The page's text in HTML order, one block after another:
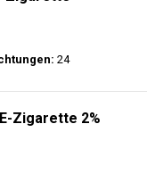
24
Zigarette 2%